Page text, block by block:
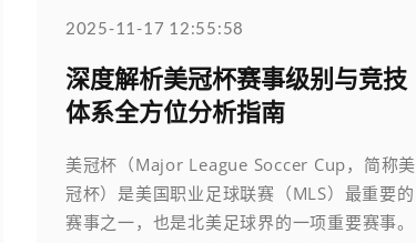
2025-11-17 12:55:58
深度解析美冠杯赛事级别与竞技
体系全方位分析指南
美冠杯（Major League Soccer Cup，简称美
冠杯）是美国职业足球联赛（MLS）最重要的
赛事之一，也是北美足球界的一项重要赛事。